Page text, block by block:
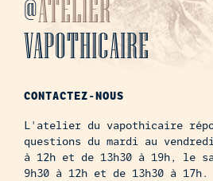
@ATELIER
VAPOTHICAIRE
CONTACTEZ-NOUS
L'atelier du vapothicaire
questions du mardi au
à 12h et de 13h30 à 19h, le
9h30 à 12h et de 13h30 à 17h.